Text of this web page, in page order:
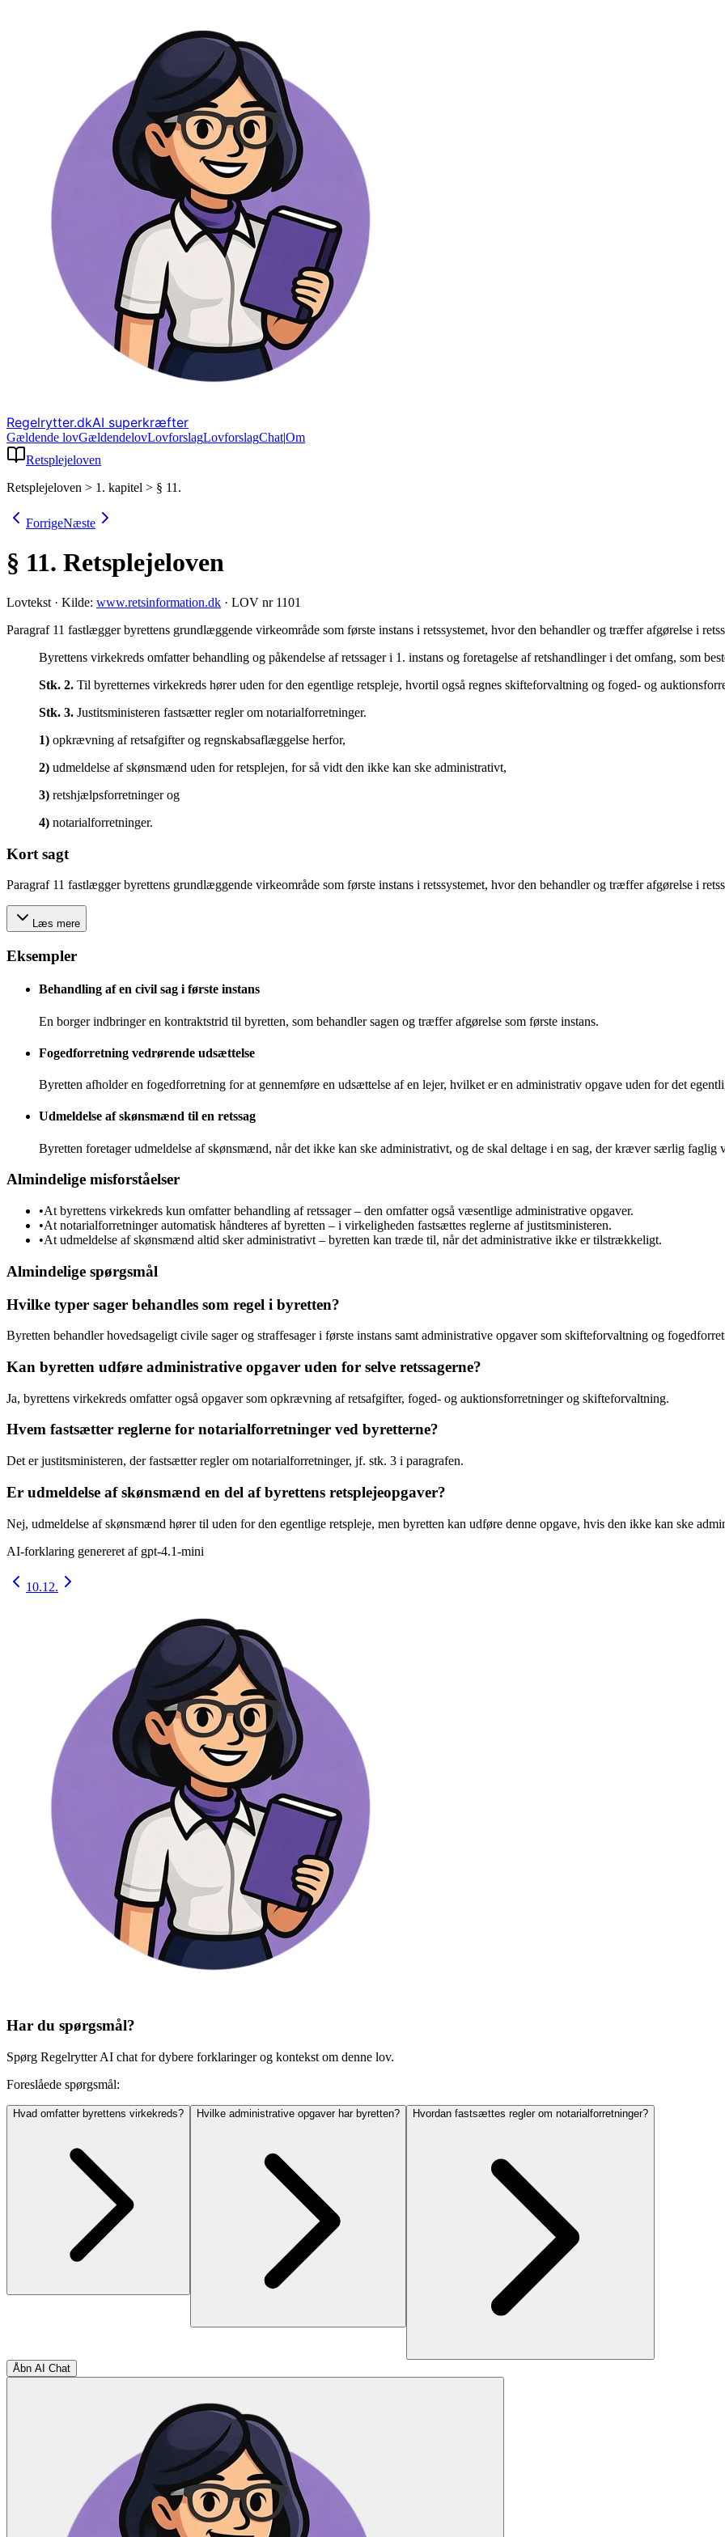
Regelrytter.dkAI superkræfter
Gældende lovGældendelovLovforslagLovforslagChat|Om
Retsplejeloven
Retsplejeloven > 1. kapitel > § 11.
ForrigeNæste
§ 11. Retsplejeloven
Lovtekst · Kilde: www.retsinformation.dk · LOV nr 1101
Paragraf 11 fastlægger byrettens grundlæggende virkeområde som første instans i retssystemet, hvor den behandler og træffer afgørelse i
Byrettens virkekreds omfatter behandling og påkendelse af retssager i 1. instans og foretagelse af retshandlinger i det omfang, som
Stk. 2. Til byretternes virkekreds hører uden for den egentlige retspleje, hvortil også regnes skifteforvaltning og foged- og
Stk. 3. Justitsministeren fastsætter regler om notarialforretninger.
1) opkrævning af retsafgifter og regnskabsaflæggelse herfor,
2) udmeldelse af skønsmænd uden for retsplejen, for så vidt den ikke kan ske administrativt,
3) retshjælpsforretninger og
4) notarialforretninger.
Kort sagt
Paragraf 11 fastlægger byrettens grundlæggende virkeområde som første instans i retssystemet, hvor den behandler og træffer afgørelse i
Læs mere
Eksempler
Behandling af en civil sag i første instans
En borger indbringer en kontraktstrid til byretten, som behandler sagen og træffer afgørelse som første instans.
Fogedforretning vedrørende udsættelse
Byretten afholder en fogedforretning for at gennemføre en udsættelse af en lejer, hvilket er en administrativ opgave uden for det
Udmeldelse af skønsmænd til en retssag
Byretten foretager udmeldelse af skønsmænd, når det ikke kan ske administrativt, og de skal deltage i en sag, der kræver særlig faglig
Almindelige misforståelser
•At byrettens virkekreds kun omfatter behandling af retssager – den omfatter også væsentlige administrative opgaver.
•At notarialforretninger automatisk håndteres af byretten – i virkeligheden fastsættes reglerne af justitsministeren.
•At udmeldelse af skønsmænd altid sker administrativt – byretten kan træde til, når det administrative ikke er tilstrækkeligt.
Almindelige spørgsmål
Hvilke typer sager behandles som regel i byretten?
Byretten behandler hovedsageligt civile sager og straffesager i første instans samt administrative opgaver som skifteforvaltning og
Kan byretten udføre administrative opgaver uden for selve retssagerne?
Ja, byrettens virkekreds omfatter også opgaver som opkrævning af retsafgifter, foged- og auktionsforretninger og skifteforvaltning.
Hvem fastsætter reglerne for notarialforretninger ved byretterne?
Det er justitsministeren, der fastsætter regler om notarialforretninger, jf. stk. 3 i paragrafen.
Er udmeldelse af skønsmænd en del af byrettens retsplejeopgaver?
Nej, udmeldelse af skønsmænd hører til uden for den egentlige retspleje, men byretten kan udføre denne opgave, hvis den ikke kan ske
AI-forklaring genereret af gpt-4.1-mini
10.12.
Har du spørgsmål?
Spørg Regelrytter AI chat for dybere forklaringer og kontekst om denne lov.
Foreslåede spørgsmål:
Hvad omfatter byrettens virkekreds? Hvilke administrative opgaver har byretten? Hvordan fastsættes regler om notarialforretninger?
Åbn AI Chat